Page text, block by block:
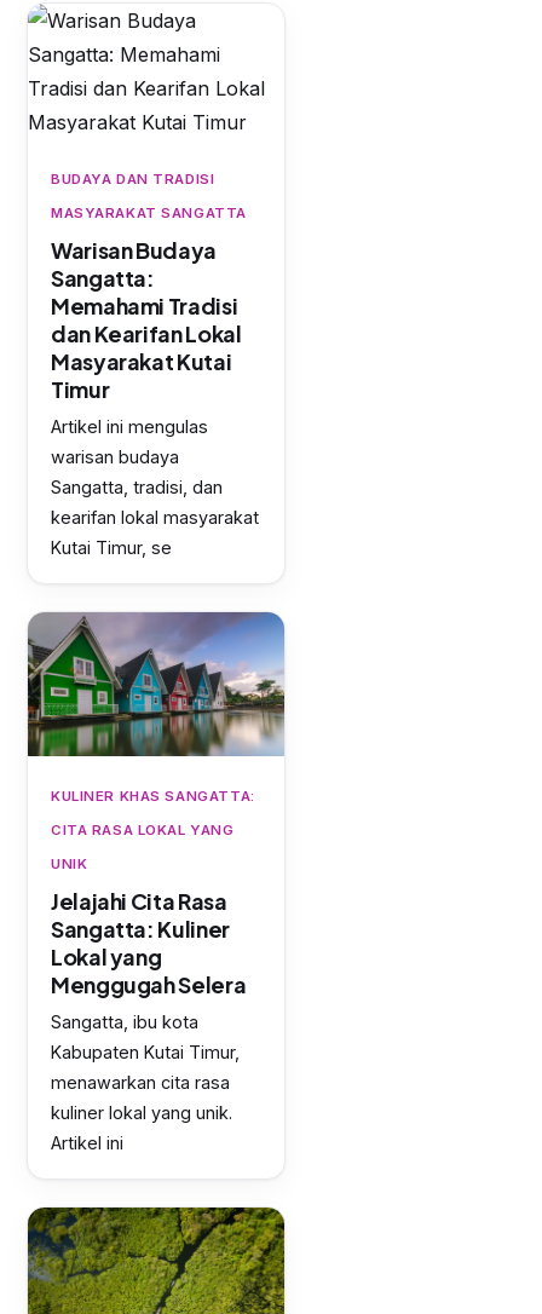
BUDAYA DAN TRADISI
MASYARAKAT SANGATTA
Warisan Budaya
Sangatta:
Memahami Tradisi
dan Kearifan Lokal
Masyarakat Kutai
Timur
Artikel ini mengulas
warisan budaya
Sangatta, tradisi, dan
kearifan lokal masyarakat
Kutai Timur, se
KULINER KHAS SANGATTA:
CITA RASA LOKAL YANG
UNIK
Jelajahi Cita Rasa
Sangatta: Kuliner
Lokal yang
Menggugah Selera
Sangatta, ibu kota
Kabupaten Kutai Timur,
menawarkan cita rasa
kuliner lokal yang unik.
Artikel ini